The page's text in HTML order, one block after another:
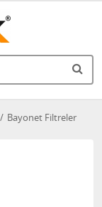
Bayonet Filtreler